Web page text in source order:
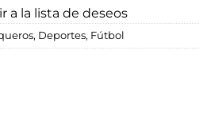
a la lista de deseos
, Deportes, Fútbol